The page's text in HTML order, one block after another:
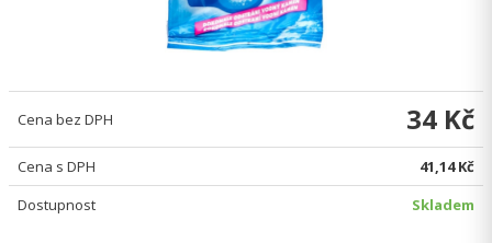
Cena bez DPH 34 Kč
Cena s DPH
41,14 Kč
Dostupnost
Skladem